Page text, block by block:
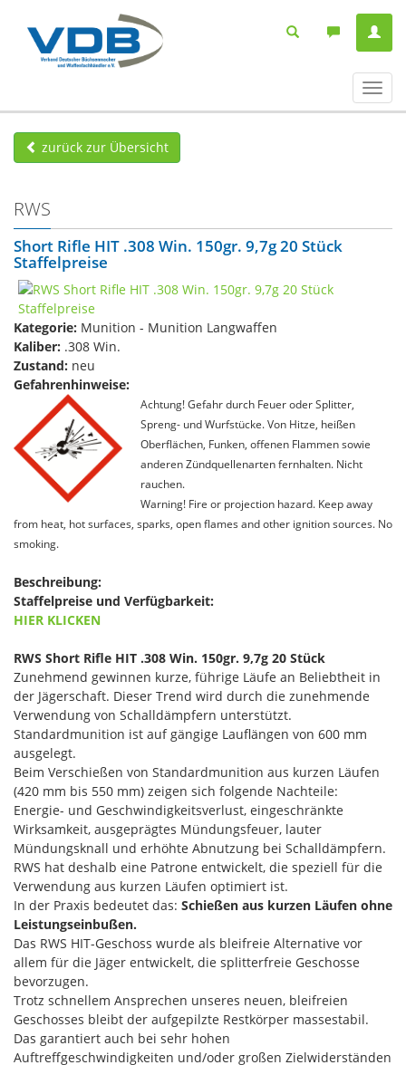
ein-/
zurück zur Übersicht
RWS
Short Rifle HIT .308 Win. 150gr. 9,7g 20 Stück
Staffelpreise
Kategorie: Munition - Munition Langwaffen
Kaliber: .308 Win.
Zustand: neu
Gefahrenhinweise:
Achtung! Gefahr durch Feuer oder Splitter,
Spreng- und Wurfstücke. Von Hitze, heißen
Oberflächen, Funken, offenen Flammen sowie
anderen Zündquellenarten fernhalten. Nicht
rauchen.
Warning! Fire or projection hazard. Keep away
from heat, hot surfaces, sparks, open flames and other ignition sources. No
smoking.
Beschreibung:
Staffelpreise und Verfügbarkeit:
HIER KLICKEN
RWS Short Rifle HIT .308 Win. 150gr. 9,7g 20 Stück
Zunehmend gewinnen kurze, führige Läufe an Beliebtheit in
der Jägerschaft. Dieser Trend wird durch die zunehmende
Verwendung von Schalldämpfern unterstützt.
Standardmunition ist auf gängige Lauflängen von 600 mm
ausgelegt.
Beim Verschießen von Standardmunition aus kurzen Läufen
(420 mm bis 550 mm) zeigen sich folgende Nachteile:
Energie- und Geschwindigkeitsverlust, eingeschränkte
Wirksamkeit, ausgeprägtes Mündungsfeuer, lauter
Mündungsknall und erhöhte Abnutzung bei Schalldämpfern.
RWS hat deshalb eine Patrone entwickelt, die speziell für die
Verwendung aus kurzen Läufen optimiert ist.
In der Praxis bedeutet das: Schießen aus kurzen Läufen ohne
Leistungseinbußen.
Das RWS HIT-Geschoss wurde als bleifreie Alternative vor
allem für die Jäger entwickelt, die splitterfreie Geschosse
bevorzugen.
Trotz schnellem Ansprechen unseres neuen, bleifreien
Geschosses bleibt der aufgepilzte Restkörper massestabil.
Das garantiert auch bei sehr hohen
Auftreffgeschwindigkeiten und/oder großen Zielwiderständen